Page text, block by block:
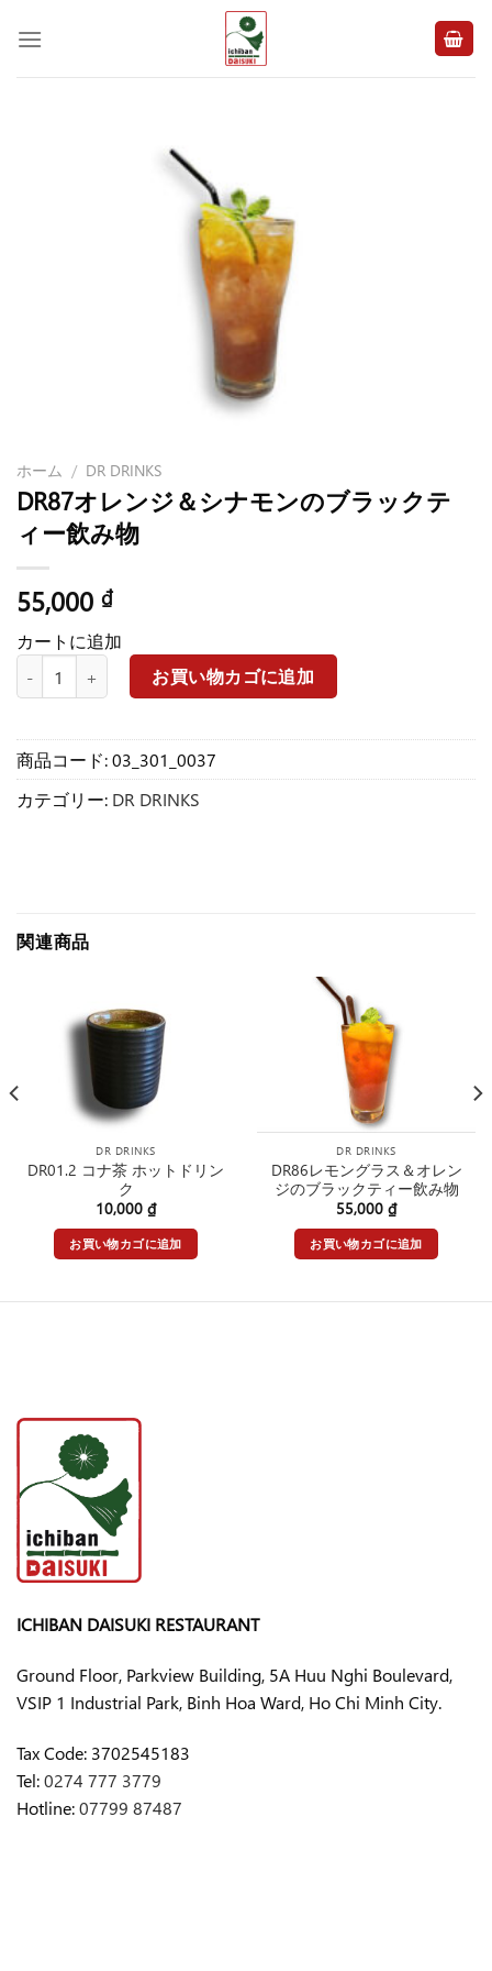
ホーム / DR DRINKS
DR87オレンジ＆シナモンのブラックテ
ィー飲み物
55,000 ₫
カートに追加
DR87オレンジ＆シナモンのブラックティー飲み物個
お買い物カゴに追加
商品コード:03_301_0037
カテゴリー: DR DRINKS
関連商品
DR DRINKS
DR01.2 コナ茶 ホットドリン
ク
10,000 ₫
お買い物カゴに追加
DR DRINKS
DR86レモングラス＆オレン
ジのブラックティー飲み物
55,000 ₫
お買い物カゴに追加
ICHIBAN DAISUKI RESTAURANT
Ground Floor, Parkview Building, 5A Huu Nghi Boulevard,
VSIP 1 Industrial Park, Binh Hoa Ward, Ho Chi Minh City.
Tax Code: 3702545183
Tel:0274 777 3779
Hotline:07799 87487